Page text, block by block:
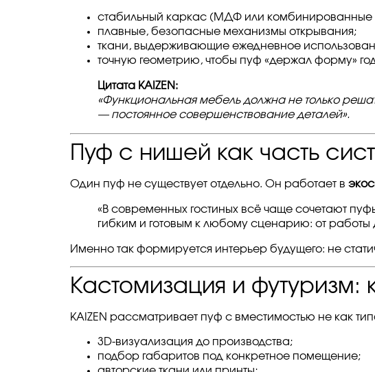
стабильный каркас (МДФ или комбинированные
плавные, безопасные механизмы открывания;
ткани, выдерживающие ежедневное
точную геометрию, чтобы пуф «держал форму»
Цитата KAIZEN:
«Функциональная мебель должна не только
— постоянное совершенствование деталей».
Пуф с нишей как часть
Один пуф не существует отдельно. Он работает в
«В современных гостиных всё чаще сочетают
гибким и готовым к любому сценарию: от работы
Именно так формируется интерьер будущего: не
Кастомизация и футуризм:
KAIZEN рассматривает пуф с вместимостью не как
3D-визуализация до производства;
подбор габаритов под конкретное помещение;